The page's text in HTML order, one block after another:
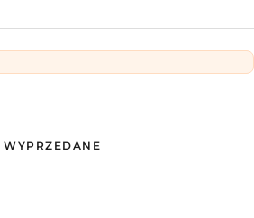
WYPRZEDANE